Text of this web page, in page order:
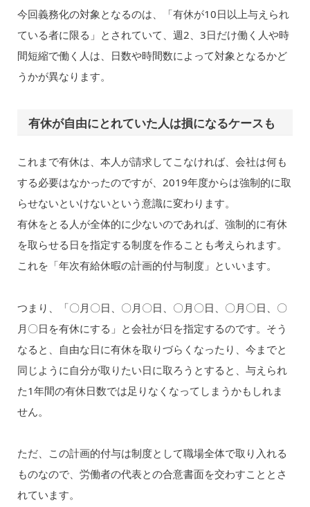
今回義務化の対象となるのは、「有休が10日以上与えられ
ている者に限る」とされていて、週2、3日だけ働く人や時
間短縮で働く人は、日数や時間数によって対象となるかど
うかが異なります。
有休が自由にとれていた人は損になるケースも
これまで有休は、本人が請求してこなければ、会社は何も
する必要はなかったのですが、2019年度からは強制的に取
らせないといけないという意識に変わります。
有休をとる人が全体的に少ないのであれば、強制的に有休
を取らせる日を指定する制度を作ることも考えられます。
これを「年次有給休暇の計画的付与制度」といいます。
つまり、「〇月〇日、〇月〇日、〇月〇日、〇月〇日、〇
月〇日を有休にする」と会社が日を指定するのです。そう
なると、自由な日に有休を取りづらくなったり、今までと
同じように自分が取りたい日に取ろうとすると、与えられ
た1年間の有休日数では足りなくなってしまうかもしれま
せん。
ただ、この計画的付与は制度として職場全体で取り入れる
ものなので、労働者の代表との合意書面を交わすこととさ
れています。